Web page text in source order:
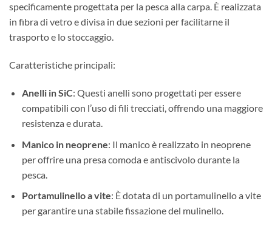
specificamente progettata per la pesca alla carpa. È realizzata
in fibra di vetro e divisa in due sezioni per facilitarne il
trasporto e lo stoccaggio.
Caratteristiche principali:
Anelli in SiC: Questi anelli sono progettati per essere
compatibili con l’uso di fili trecciati, offrendo una maggiore
resistenza e durata.
Manico in neoprene: Il manico è realizzato in neoprene
per offrire una presa comoda e antiscivolo durante la
pesca.
Portamulinello a vite: È dotata di un portamulinello a vite
per garantire una stabile fissazione del mulinello.